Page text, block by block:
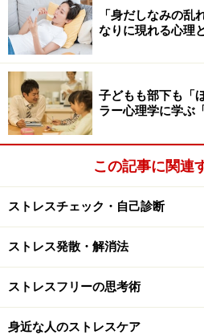
息子にとって、自分を愛してく
る一方、呑み込まれて破壊さ
す。永遠の少年は、こうした母
で、母のような完璧な愛にいつ
両価的な感情を持ちます。
そのため、永遠の少年が恋愛
女神のような女性が典型です
女性はいるはずもないので、生
では、こうした「永遠の少年
らいいのか、次のページで考え
「身だしなみの乱
なりに現れる心理
子どもも部下も「
ラー心理学に学ぶ
この記事に関連
ストレスチェック・自己診断
ストレス発散・解消法
ストレスフリーの思考術
身近な人のストレスケア